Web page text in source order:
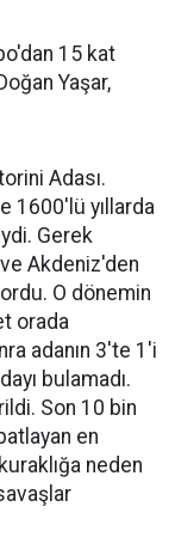
15 kat
Yaşar,
Adası.
1600'lü yıllarda
Gerek
Akdeniz'den
O dönemin
orada
adanın 3'te 1'i
bulamadı.
Son 10 bin
en
neden